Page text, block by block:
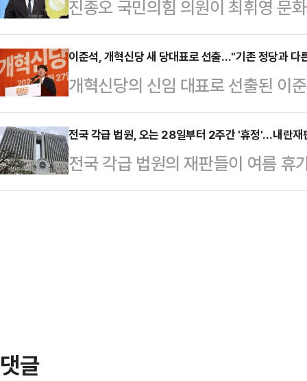
셜미디어(SNS)에 공유돼 화제를
태의 상의 차림은 과하…
실 대변인은 27일 오후 용산 대통
언을 사과해야 한다는 의견이 나왔
냐'는 질문에 이같이 답했다.앞서
(전 대통령)이 오늘날 우리 국민이
있다.또 지난 202…
진종오 국민의힘 의원이 최휘영 문
작권 침해 방조 논란과 티켓 예매
영자 당시 논란을 언급하며 "방조
적 책임을 회피하는 후보자를 문체
다.국회 문화체육관광위원회 소속
NHN 대표 시절 저작권 침해를 방
자격이 없다고 비판했다. 최 후보
진종오 의원실에 따르면 최 …
이준석, 개혁신당 새 당대표로 선출…"기존 정당과 다
개혁신당의 신임 대표로 선출된 이
독하며, 강단 있는 선택을 해 유리
서 싸우겠다"고 강조했다.개혁신당
이준석 의원을 신임 당대표로 선출
5254표, 반대 457표를 얻어
전국 각급 법원, 오는 28일부터 2주간 '휴정'…내란재
전국 각급 법원의 재판들이 여름
법조계에 따르면 전국 최대 규모 법
댓글